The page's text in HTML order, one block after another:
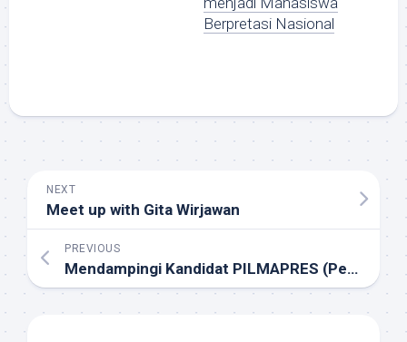
Berpretasi Nasional
NEXT
Meet up with Gita Wirjawan
PREVIOUS
Mendampingi Kandidat PILMAPRES (Pemilihan Mahasiswa Berpretasi) 2021